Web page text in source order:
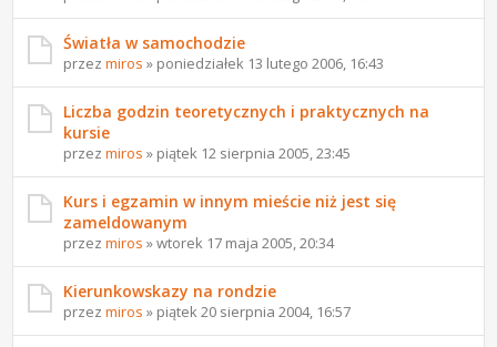
Światła w samochodzie
przezmiros » poniedziałek 13 lutego 2006, 16:43
Liczba godzin teoretycznych i praktycznych na
kursie
przezmiros » piątek 12 sierpnia 2005, 23:45
Kurs i egzamin w innym mieście niż jest się
zameldowanym
przezmiros » wtorek 17 maja 2005, 20:34
Kierunkowskazy na rondzie
przezmiros » piątek 20 sierpnia 2004, 16:57